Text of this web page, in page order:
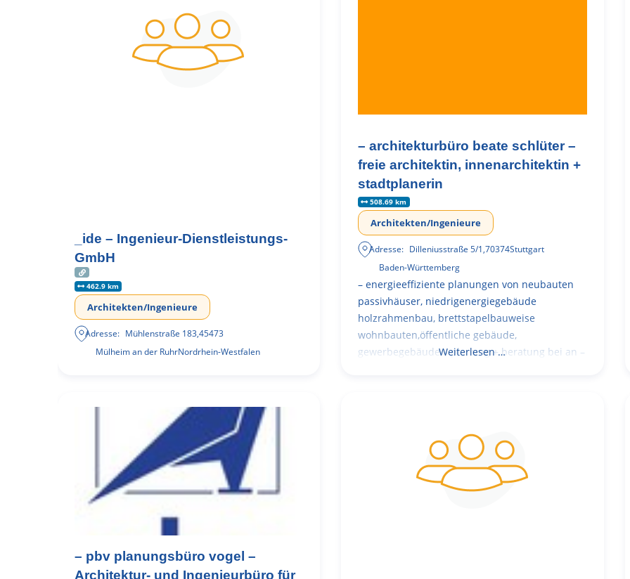
_ide – Ingenieur-Dienstleistungs-
GmbH
462.9 km
Architekten/Ingenieure
Adresse: Mühlenstraße 183,45473
Mülheim an der RuhrNordrhein-Westfalen
– architekturbüro beate schlüter –
freie architektin, innenarchitektin +
stadtplanerin
508.69 km
Architekten/Ingenieure
Adresse: Dilleniusstraße 5/1,70374Stuttgart
Baden-Württemberg
– energieeffiziente planungen von neubauten
passivhäuser, niedrigenergiegebäude
holzrahmenbau, brettstapelbauweise
wohnbauten,öffentliche gebäude,
gewerbegebäude – planung + beratung bei an –
Weiterlesen …
– pbv planungsbüro vogel –
Architektur- und Ingenieurbüro für